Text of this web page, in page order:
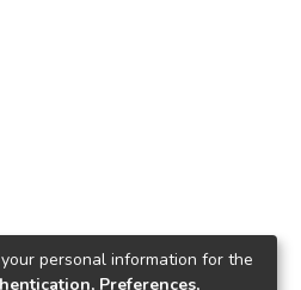
personal information for the
Preferences,